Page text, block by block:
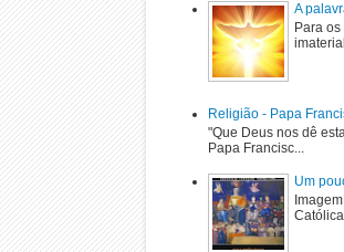
A
Para
Religião - Papa
"Que Deus nos dê
Papa Francisc...
Um